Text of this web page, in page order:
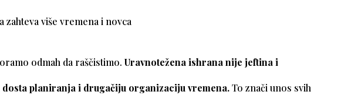
zahteva više vremena i novca
odmah da raščistimo.Uravnotežena ishrana nije jeftina i
dosta planiranja i drugačiju organizaciju vremena.To značiunos svih